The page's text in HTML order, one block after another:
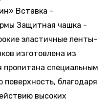
Вставка -
Защитная чашка -
эластичные ленты-
изготовлена из
пропитана специальным
благодаря
высоких